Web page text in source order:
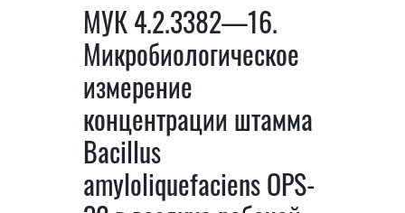
МУК 4.2.3382—16.
Микробиологическое
измерение
концентрации штамма
Bacillus
amyloliquefaciens OPS-